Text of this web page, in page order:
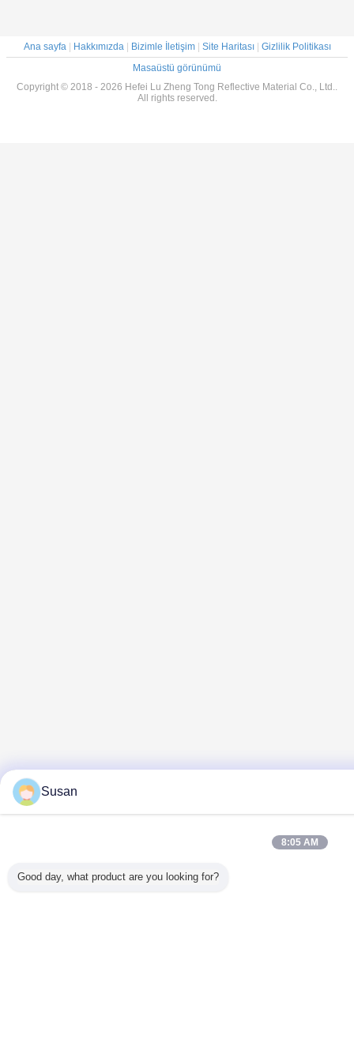
Ana sayfa| Hakkımızda| Bizimle İletişim| Site Haritası| Gizlilik Politikası
Masaüstü görünümü
Copyright © 2018 - 2026 Hefei Lu Zheng Tong Reflective Material Co., Ltd..
All rights reserved.
Susan
8:05 AM
Good day, what product are you looking for?